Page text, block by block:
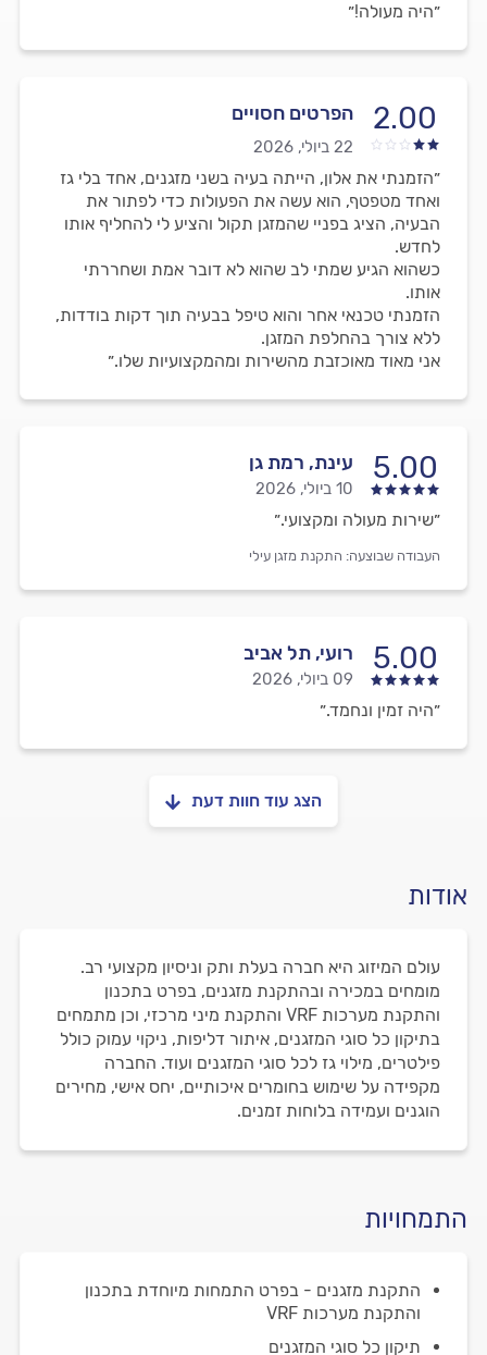
״היה מעולה!״
2.00 הפרטים חסויים
22 ביולי, 2026
״הזמנתי את אלון, הייתה בעיה בשני מזגנים, אחד בלי גז
ואחד מטפטף, הוא עשה את הפעולות כדי לפתור את
הבעיה, הציג בפניי שהמזגן תקול והציע לי להחליף אותו
לחדש.
כשהוא הגיע שמתי לב שהוא לא דובר אמת ושחררתי
אותו.
הזמנתי טכנאי אחר והוא טיפל בבעיה תוך דקות בודדות,
ללא צורך בהחלפת המזגן.
אני מאוד מאוכזבת מהשירות ומהמקצועיות שלו.״
5.00 עינת, רמת גן
10 ביולי, 2026
״שירות מעולה ומקצועי.״
העבודה שבוצעה: התקנת מזגן עילי
5.00 רועי, תל אביב
09 ביולי, 2026
״היה זמין ונחמד.״
הצג עוד חוות דעת
אודות
עולם המיזוג היא חברה בעלת ותק וניסיון מקצועי רב.
מומחים במכירה ובהתקנת מזגנים, בפרט בתכנון
והתקנת מערכות VRF והתקנת מיני מרכזי, וכן מתמחים
בתיקון כל סוגי המזגנים, איתור דליפות, ניקוי עמוק כולל
פילטרים, מילוי גז לכל סוגי המזגנים ועוד. החברה
מקפידה על שימוש בחומרים איכותיים, יחס אישי, מחירים
הוגנים ועמידה בלוחות זמנים.
התמחויות
התקנת מזגנים - בפרט התמחות מיוחדת בתכנון
והתקנת מערכות VRF
תיקון כל סוגי המזגנים